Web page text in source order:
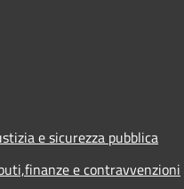
e sicurezza pubblica
e contravvenzioni